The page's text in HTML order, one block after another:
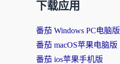
下载应用
番茄 Windows PC电脑版
番茄 macOS苹果电脑版
番茄 ios苹果手机版